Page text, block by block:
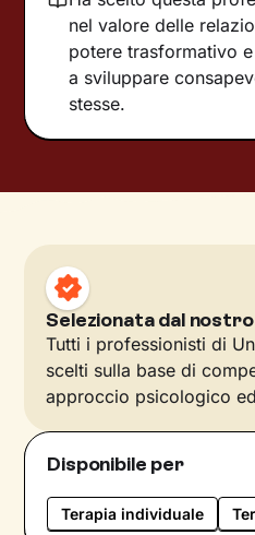
nel valore delle
potere trasformativo
a sviluppare
stesse.
Selezionata dal
Tutti i professionisti di
scelti sulla base di
approccio psicologico
Disponibile per
Terapia individuale